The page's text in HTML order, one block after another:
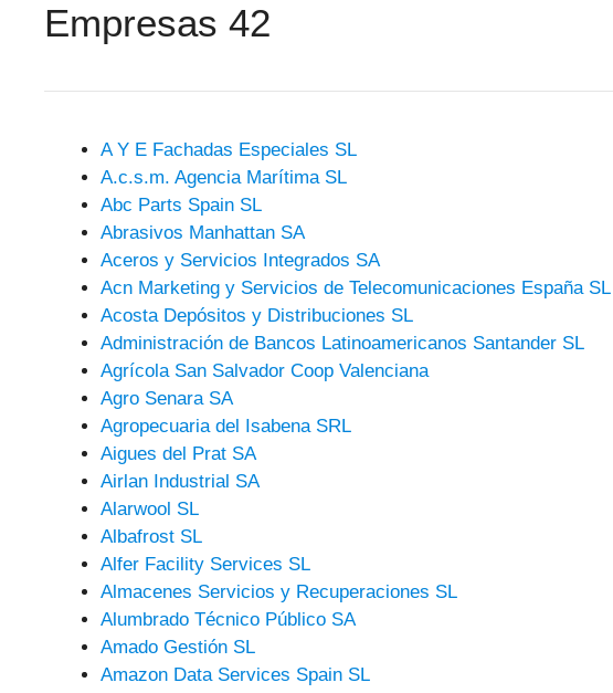
Empresas 42
A Y E Fachadas Especiales SL
A.c.s.m. Agencia Marítima SL
Abc Parts Spain SL
Abrasivos Manhattan SA
Aceros y Servicios Integrados SA
Acn Marketing y Servicios de Telecomunicaciones España SL
Acosta Depósitos y Distribuciones SL
Administración de Bancos Latinoamericanos Santander SL
Agrícola San Salvador Coop Valenciana
Agro Senara SA
Agropecuaria del Isabena SRL
Aigues del Prat SA
Airlan Industrial SA
Alarwool SL
Albafrost SL
Alfer Facility Services SL
Almacenes Servicios y Recuperaciones SL
Alumbrado Técnico Público SA
Amado Gestión SL
Amazon Data Services Spain SL